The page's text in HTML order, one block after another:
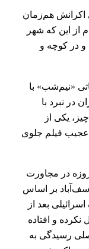
اکرانش هم‌زمان
از این که شهر
در کوچه و
«نیم‌شب» با
در نبرد با
یکی از
عجیب فیلم جلوی
فیلم در یکی از شب‌های جنگ ۱۲ روزه در مجاورت
بر اساس
بعد از
و افتاده
رسیدگی به